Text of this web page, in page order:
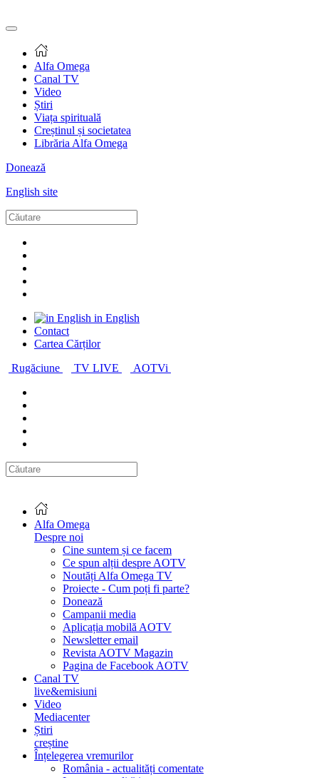
Alfa Omega
Canal TV
Video
Știri
Viața spirituală
Creștinul și societatea
Librăria Alfa Omega
Donează
English site
in English
Contact
Cartea Cărților
Rugăciune
TV LIVE AOTVi
Alfa Omega
Despre noi
Cine suntem și ce facem
Ce spun alții despre AOTV
Noutăți Alfa Omega TV
Proiecte - Cum poți fi parte?
Donează
Campanii media
Aplicația mobilă AOTV
Newsletter email
Revista AOTV Magazin
Pagina de Facebook AOTV
Canal TV
live&emisiuni
Video
Mediacenter
Știri
creștine
Înțelegerea vremurilor
România - actualități comentate